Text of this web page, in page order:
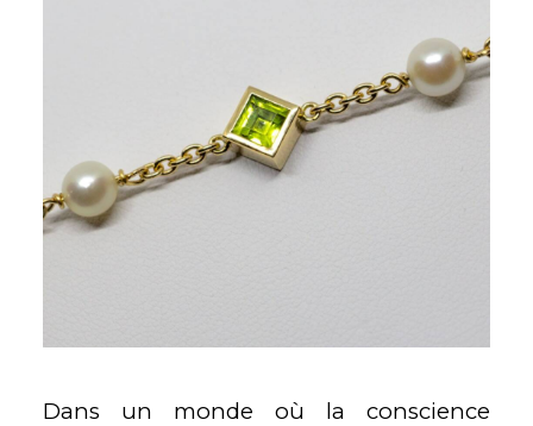
Dans un monde où la conscience